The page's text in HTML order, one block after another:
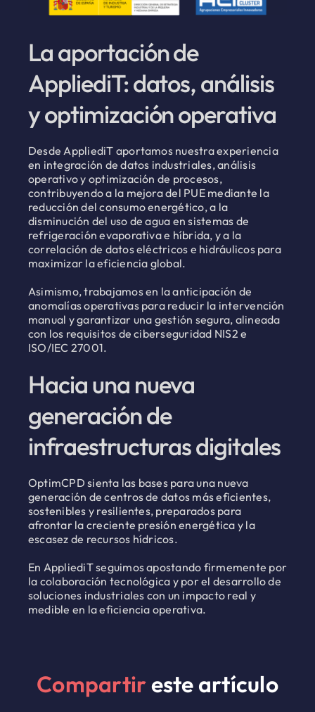
La aportación de
AppliediT: datos, análisis
y optimización operativa
Desde AppliediT aportamos nuestra experiencia
en integración de datos industriales, análisis
operativo y optimización de procesos,
contribuyendo a la mejora del PUE mediante la
reducción del consumo energético, a la
disminución del uso de agua en sistemas de
refrigeración evaporativa e híbrida, y a la
correlación de datos eléctricos e hidráulicos para
maximizar la eficiencia global.
Asimismo, trabajamos en la anticipación de
anomalías operativas para reducir la intervención
manual y garantizar una gestión segura, alineada
con los requisitos de ciberseguridad NIS2 e
ISO/IEC 27001.
Hacia una nueva
generación de
infraestructuras digitales
OptimCPD sienta las bases para una nueva
generación de centros de datos más eficientes,
sostenibles y resilientes, preparados para
afrontar la creciente presión energética y la
escasez de recursos hídricos.
En AppliediT seguimos apostando firmemente por
la colaboración tecnológica y por el desarrollo de
soluciones industriales con un impacto real y
medible en la eficiencia operativa.
Compartireste artículo